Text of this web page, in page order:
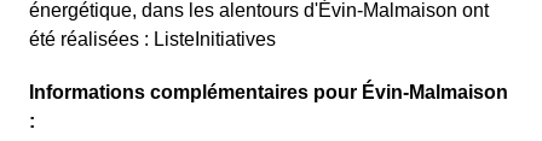
énergétique, dans les alentours d'Évin-Malmaison ont
été réalisées : ListeInitiatives
Informations complémentaires pour Évin-Malmaison
: